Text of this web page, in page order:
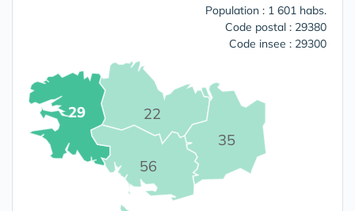
Population : 1 601 habs.
Code postal : 29380
Code insee : 29300
22
29
35
56